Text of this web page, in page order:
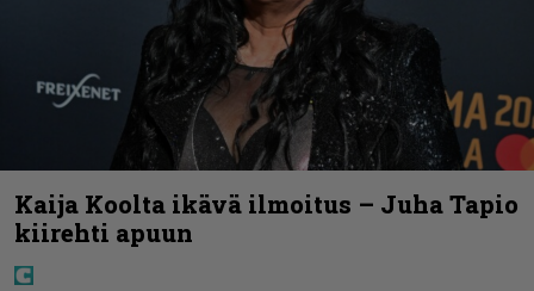
Kaija Koolta ikävä ilmoitus – Juha Tapio
kiirehti apuun